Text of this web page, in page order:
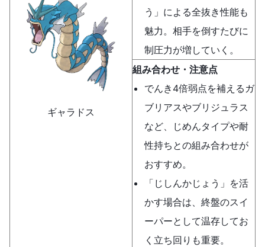
ギャラドス
う」による全抜き性能も
魅力。相手を倒すたびに
制圧力が増していく。
組み合わせ・注意点
でんき4倍弱点を補えるガ
ブリアスやブリジュラス
など、じめんタイプや耐
性持ちとの組み合わせが
おすすめ。
「じしんかじょう」を活
かす場合は、終盤のスイ
ーパーとして温存してお
く立ち回りも重要。